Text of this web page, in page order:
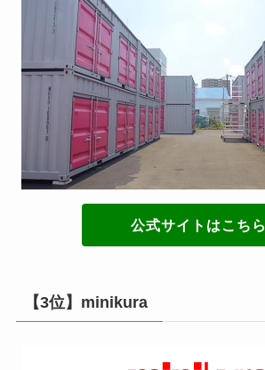
公式サイトはこちら
【3位】minikura